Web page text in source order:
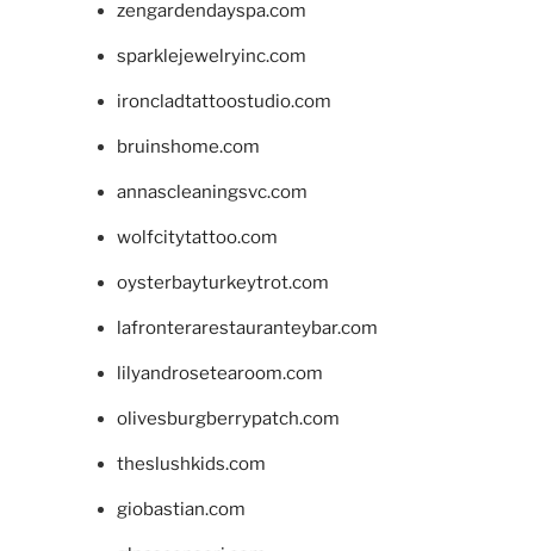
zengardendayspa.com
sparklejewelryinc.com
ironcladtattoostudio.com
bruinshome.com
annascleaningsvc.com
wolfcitytattoo.com
oysterbayturkeytrot.com
lafronterarestauranteybar.com
lilyandrosetearoom.com
olivesburgberrypatch.com
theslushkids.com
giobastian.com